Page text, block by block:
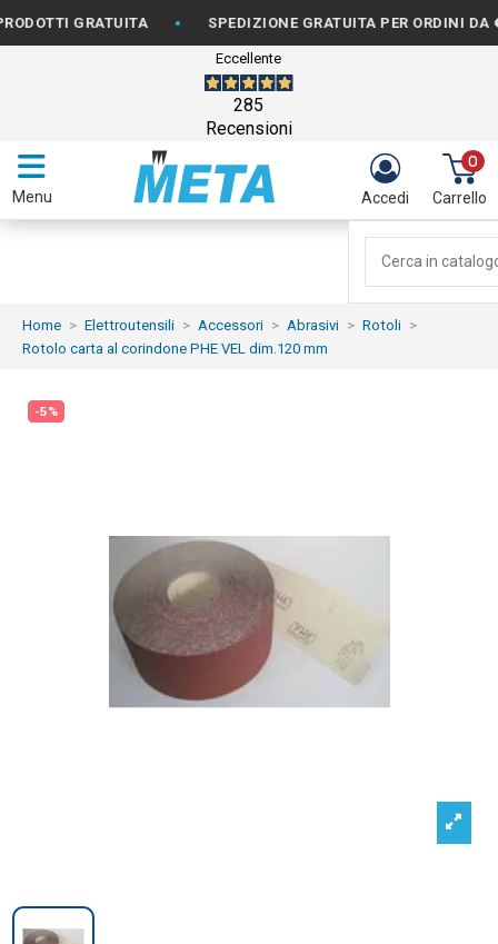
GRATUITA • SPEDIZIONE GRATUITA PER ORDINI DA €150
Eccellente
285
Recensioni
Menu Accedi
0
Carrello
Home Elettroutensili Accessori Abrasivi
Rotoli
Rotolo carta al corindone PHE VEL dim.120 mm
-5%